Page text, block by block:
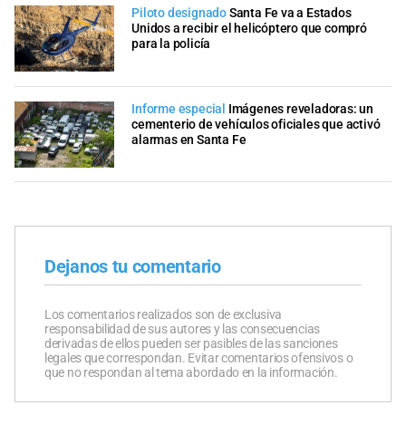
Piloto designadoSanta Fe va a Estados
Unidos a recibir el helicóptero que compró
para la policía
Informe especial Imágenes reveladoras: un
cementerio de vehículos oficiales que activó
alarmas en Santa Fe
Dejanos tu comentario
Los comentarios realizados son de exclusiva
responsabilidad de sus autores y las consecuencias
derivadas de ellos pueden ser pasibles de las sanciones
legales que correspondan. Evitar comentarios ofensivos o
que no respondan al tema abordado en la información.